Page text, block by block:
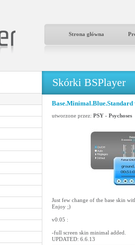
Strona główna
Skórki BSPlayer
Base.Minimal.Blue.Standard
utworzone przez: PSY - Psychoses
Just few change of the base skin
Enjoy ;)
v0.05 :
-full screen skin minimal added.
UPDATED: 6.6.13